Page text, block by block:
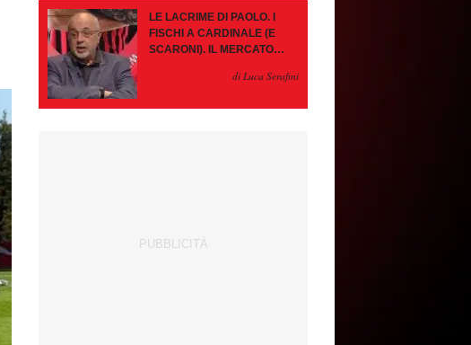
LE LACRIME DI PAOLO. I
FISCHI A CARDINALE (E
SCARONI). IL MERCATO
PAZIENZA, SE RESTA È
di Luca Serafini